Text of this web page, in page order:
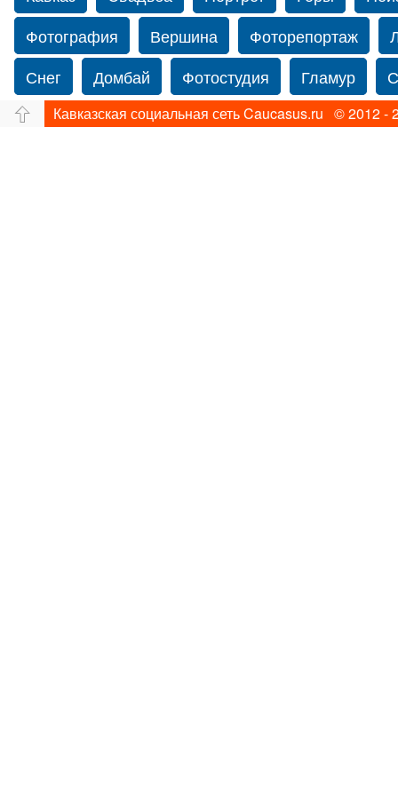
Фотография
Вершина Фоторепортаж
Снег
Домбай Фотостудия Гламур
Путешествие
Перевал Свадьба фото
Кавказская социальная сеть Caucasus.ru © 2012 -